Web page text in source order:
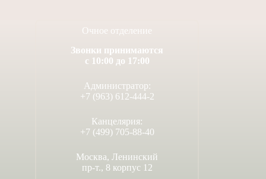
Очное отделение
Звонки принимаются
с 10:00 до 17:00
Администратор:
+7 (963) 612-444-2
Канцелярия:
+7 (499) 705-88-40
Москва, Ленинский
пр-т., 8 корпус 12